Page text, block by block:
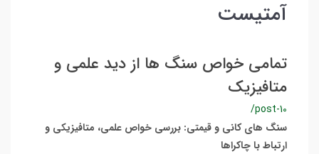
آمتیست
تمامی خواص سنگ ها از دید علمی و
متافیزیک
/post-10
سنگ های کانی و قیمتی: بررسی خواص علمی، متافیزیکی و
ارتباط با چاکراها